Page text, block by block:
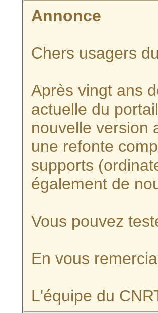
Annonce
Chers usagers
Après vingt ans
actuelle du
nouvelle version
une refonte
supports
également de
Vous pouvez
En vous
L'équipe du